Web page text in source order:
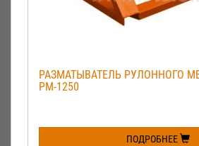
РАЗМАТЫВАТЕЛЬ РУЛОННОГО
РМ-1250
ПОДРОБНЕЕ